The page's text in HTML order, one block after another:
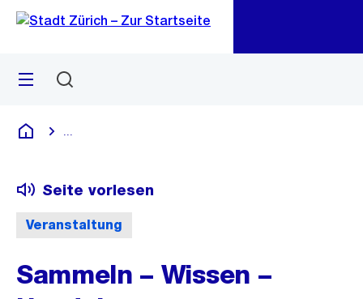
Navigation
Sprunglink
Menü
Deutsch
Veranstaltung
Seite vorlesen
Sammeln – Wissen –